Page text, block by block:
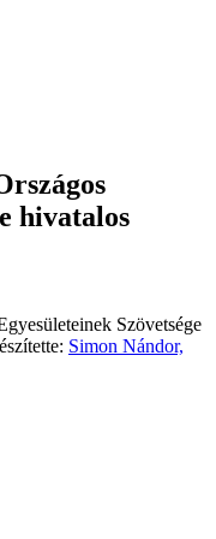
hivatalos
Szövetsége
Simon Nándor,